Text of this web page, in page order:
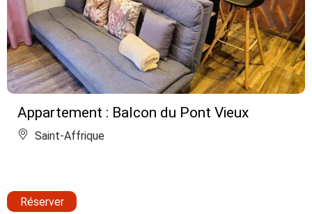
Appartement : Balcon du Pont Vieux
Saint-Affrique
Réserver